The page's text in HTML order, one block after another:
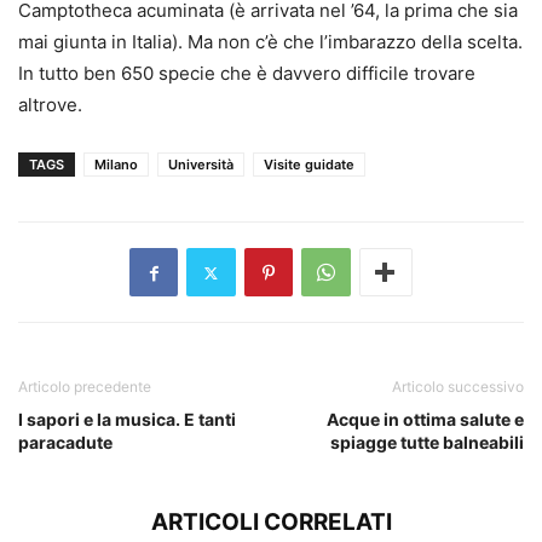
Camptotheca acuminata (è arrivata nel ’64, la prima che sia
mai giunta in Italia). Ma non c’è che l’imbarazzo della scelta.
In tutto ben 650 specie che è davvero difficile trovare
altrove.
TAGS Milano Università Visite guidate
Articolo precedente
I sapori e la musica. E tanti
paracadute
Articolo successivo
Acque in ottima salute e
spiagge tutte balneabili
ARTICOLI CORRELATI